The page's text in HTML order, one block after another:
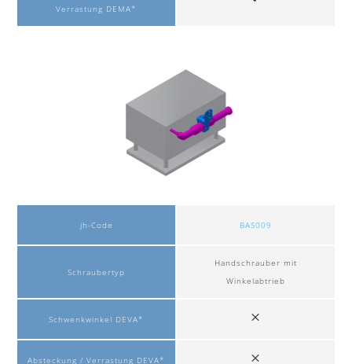
Verrastung DEMA*
jh-Code
Schraubertyp
Schwenkwinkel DEVA*
Absteckung / Verrastung DEVA*
BAS009
Handschrauber mit
Winkelabtrieb